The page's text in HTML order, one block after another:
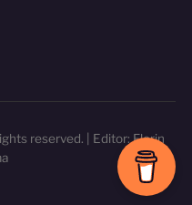
reserved. | Editor: Florin